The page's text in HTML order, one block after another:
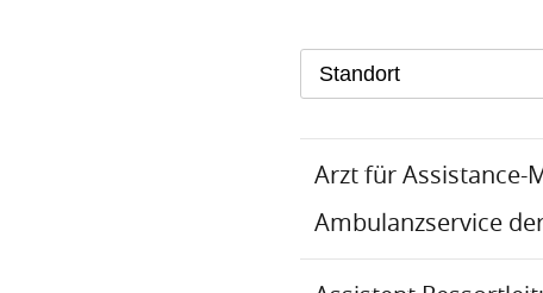
Standort
Arzt für Assistance-
Ambulanzservice